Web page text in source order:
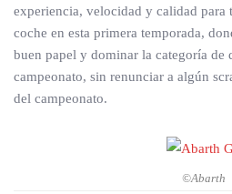
experiencia, velocidad y calidad para
coche en esta primera temporada,
buen papel y dominar la categoría de
campeonato, sin renunciar a algún
del campeonato.
©Abarth